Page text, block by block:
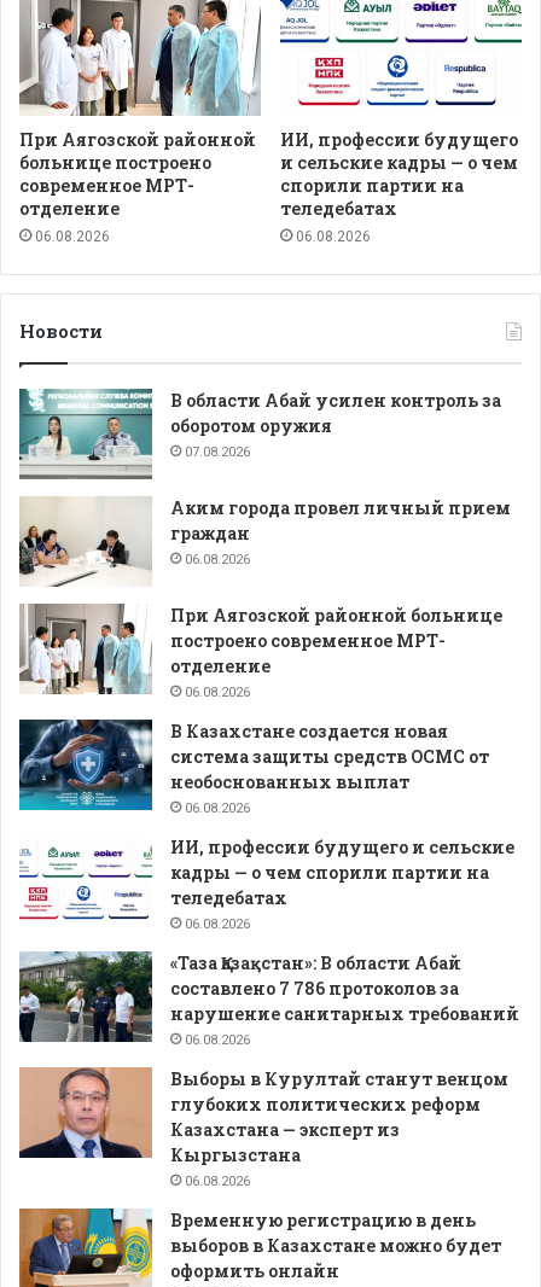
При Аягозской районной
больнице построено
современное МРТ-
отделение
06.08.2026
ИИ, профессии будущего
и сельские кадры — о чем
спорили партии на
теледебатах
06.08.2026
Новости
В области Абай усилен контроль за
оборотом оружия
07.08.2026
Аким города провел личный прием
граждан
06.08.2026
При Аягозской районной больнице
построено современное МРТ-
отделение
06.08.2026
В Казахстане создается новая
система защиты средств ОСМС от
необоснованных выплат
06.08.2026
ИИ, профессии будущего и сельские
кадры — о чем спорили партии на
теледебатах
06.08.2026
«Таза Қазақстан»: В области Абай
составлено 7 786 протоколов за
нарушение санитарных требований
06.08.2026
Выборы в Курултай станут венцом
глубоких политических реформ
Казахстана — эксперт из
Кыргызстана
06.08.2026
Временную регистрацию в день
выборов в Казахстане можно будет
оформить онлайн